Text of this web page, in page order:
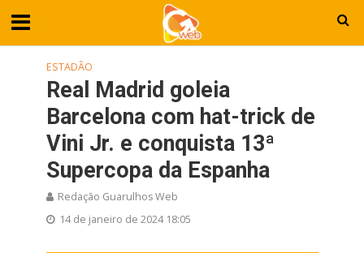
ESTADÃO
Real Madrid goleia
Barcelona com hat-trick de
Vini Jr. e conquista 13ª
Supercopa da Espanha
Redação Guarulhos Web
14 de janeiro de 2024 18:05